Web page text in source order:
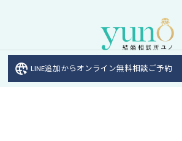
LINE追加からオンライン無料相談ご予
© 2026 オンラインの結婚相談所なら結婚相談所ユノ